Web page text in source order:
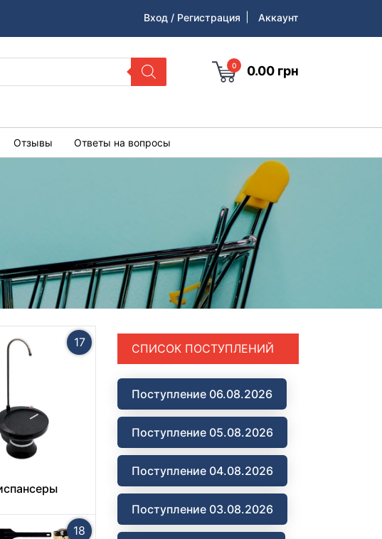
Вход / Регистрация Аккаунт
0 0.00 грн
Отзывы Ответы на вопросы
17
18
СПИСОК ПОСТУПЛЕНИЙ
Поступление 06.08.2026
Поступление 05.08.2026
Поступление 04.08.2026
Поступление 03.08.2026